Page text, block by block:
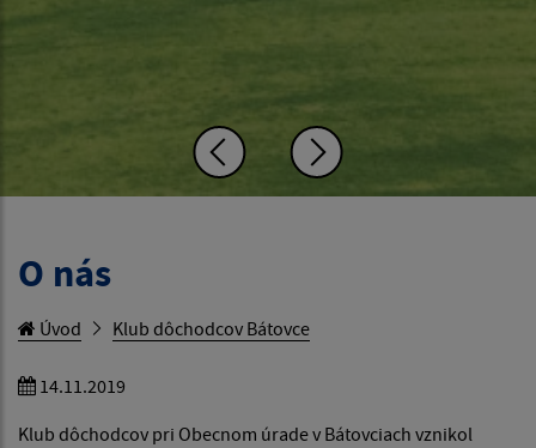
O nás
Úvod Klub dôchodcov Bátovce
14.11.2019
Klub dôchodcov pri Obecnom úrade v Bátovciach vznikol